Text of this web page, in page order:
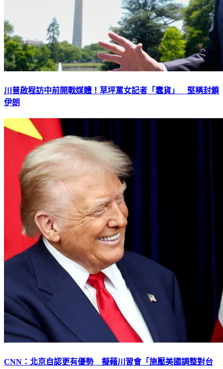
川普啟程訪中前開戰媒體！草坪罵女記者「蠢貨」 堅稱封鎖
伊朗
CNN：北京自認更有優勢 擬藉川習會「施壓美國調整對台